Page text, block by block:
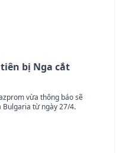
bị Nga cắt
vừa thông báo sẽ
Bulgaria từ ngày 27/4.